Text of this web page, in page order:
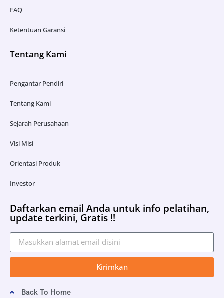
FAQ
Ketentuan Garansi
Tentang Kami
Pengantar Pendiri
Tentang Kami
Sejarah Perusahaan
Visi Misi
Orientasi Produk
Investor
Daftarkan email Anda untuk info pelatihan,
update terkini, Gratis !!
Kirimkan
Back To Home